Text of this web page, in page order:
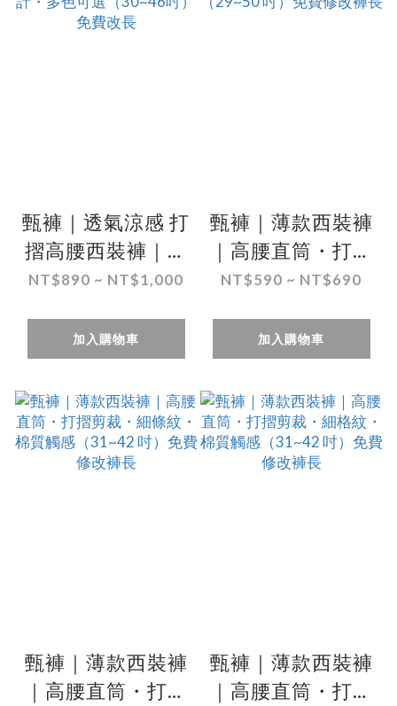
甄褲｜透氣涼感 打
摺高腰西裝褲｜直
筒設計・打摺設
（30~46吋）免費
改長
NT$890 ~ NT$1,000
加入購物車
甄褲｜薄款西裝褲
｜高腰直筒・打摺
剪裁・棉質觸感
修改褲長
NT$590 ~ NT$690
加入購物車
甄褲｜薄款西裝褲
｜高腰直筒・打摺
甄褲｜薄款西裝褲
｜高腰直筒・打摺